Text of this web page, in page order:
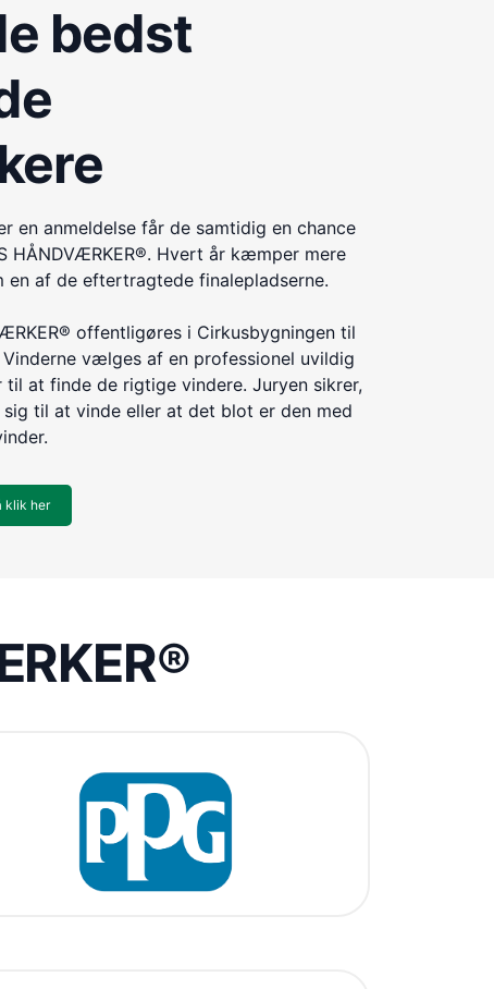
bedst
en anmeldelse får de samtidig en chance
HÅNDVÆRKER®. Hvert år kæmper mere
af de eftertragtede finalepladserne.
offentligøres i Cirkusbygningen til
vælges af en professionel uvildig
at finde de rigtige vindere. Juryen sikrer,
til at vinde eller at det blot er den med
klik her